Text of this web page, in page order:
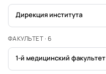
Дирекция института
ФАКУЛЬТЕТ · 6
1-й медицинский факультет